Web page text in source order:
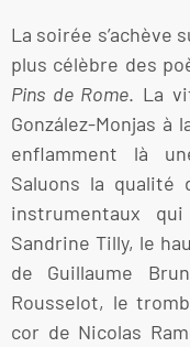
La soirée s’achève
plus célèbre des
Pins de Rome. La
González-Monjas à
enflamment là
Saluons la qualité
instrumentaux
Sandrine Tilly, le
de Guillaume
Rousselot, le
cor de Nicolas